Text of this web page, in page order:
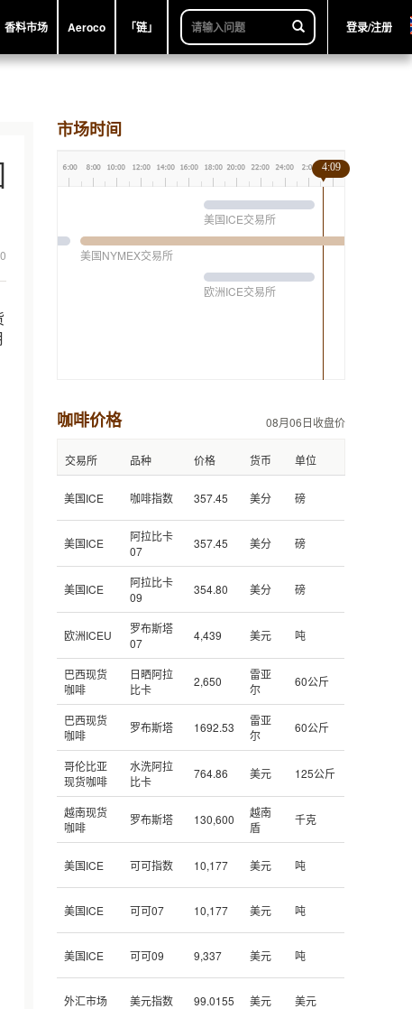
香料市场 Aeroco 「链」 登录/注册
市场时间
美国ICE交易所
美国NYMEX交易所
欧洲ICE交易所
4:09
咖啡价格 08月06日收盘价
交易所 品种 价格 货币 单位
美国ICE 咖啡指数 357.45 美分 磅
美国ICE
阿拉比卡
07
357.45 美分 磅
美国ICE
阿拉比卡
09
354.80 美分 磅
欧洲ICEU
罗布斯塔
07
4,439 美元 吨
巴西现货
咖啡
日晒阿拉
比卡
2,650
雷亚
尔
60公斤
巴西现货
咖啡
罗布斯塔 1692.53
雷亚
尔
60公斤
哥伦比亚
现货咖啡
水洗阿拉
比卡
764.86 美元 125公斤
越南现货
咖啡
罗布斯塔 130,600
越南
盾
千克
美国ICE 可可指数 10,177 美元 吨
美国ICE 可可07 10,177 美元 吨
美国ICE 可可09 9,337 美元 吨
外汇市场 美元指数 99.0155 美元 美元